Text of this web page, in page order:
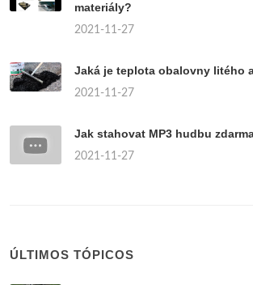
materiály?
2021-11-27
Jaká je teplota obalovny litého
2021-11-27
Jak stahovat MP3 hudbu
2021-11-27
ÚLTIMOS TÓPICOS